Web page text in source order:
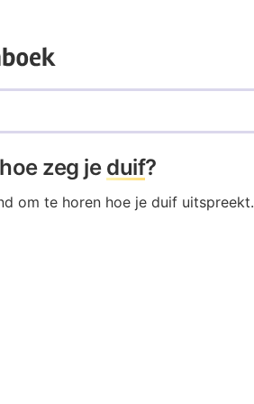
zeg je duif?
om te horen hoe je duif uitspreekt.